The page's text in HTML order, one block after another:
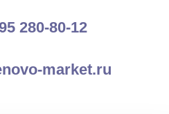
280-80-12
market.ru